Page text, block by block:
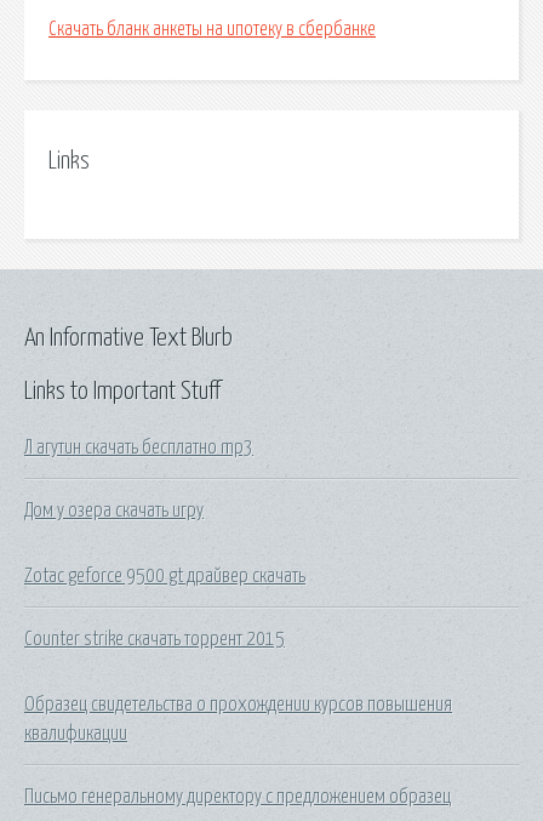
Скачать бланк анкеты на ипотеку в сбербанке
Links
Links to Important Stuff
Л агутин скачать бесплатно mp3
Дом у озера скачать игру
Zotac geforce 9500 gt драйвер скачать
Counter strike скачать торрент 2015
Образец свидетельства о прохождении курсов повышения
квалификации
Письмо генеральному директору с предложением образец
An Informative Text Blurb